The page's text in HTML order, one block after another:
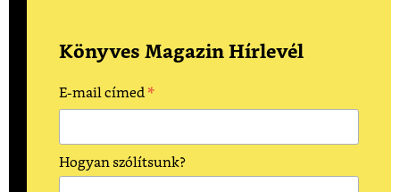
Könyves Magazin Hírlevél
E-mail címed *
Hogyan szólítsunk?